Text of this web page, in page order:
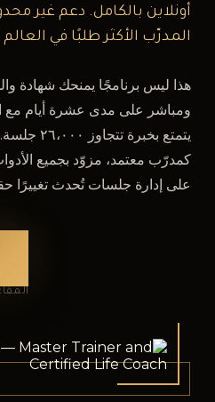
أونلاين بالكامل. دعم غير
المدرّب الأكثر طلبًا في
هذا ليس برنامجًا يمنحك شهادة
ومباشر على مدى عشرة أيام مع
يتمتع
كمدرّب معتمد، مزوّد بجميع
على إدارة جلسات تُحدث تغييرًا